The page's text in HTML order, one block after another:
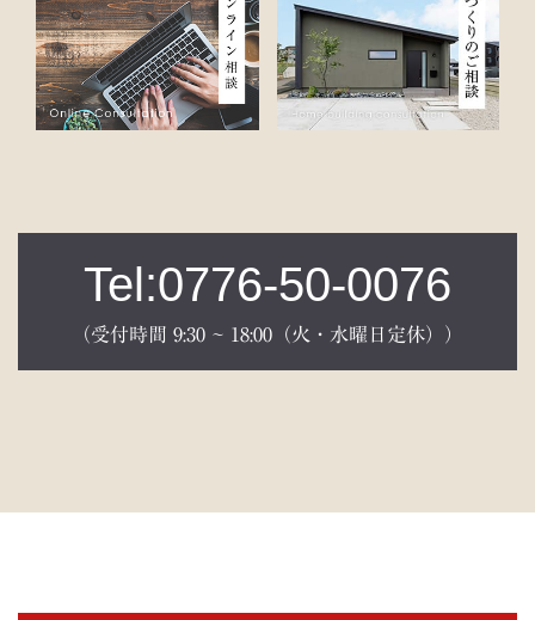
Tel:0776-50-0076
（受付時間 9:30 ~ 18:00（火・水曜日定休））